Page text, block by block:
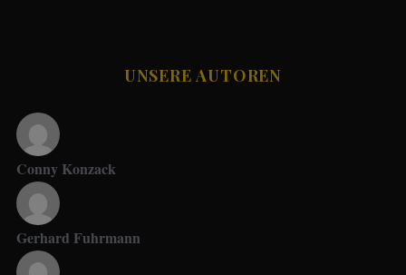
UNSERE AUTOREN
Conny Konzack
Gerhard Fuhrmann